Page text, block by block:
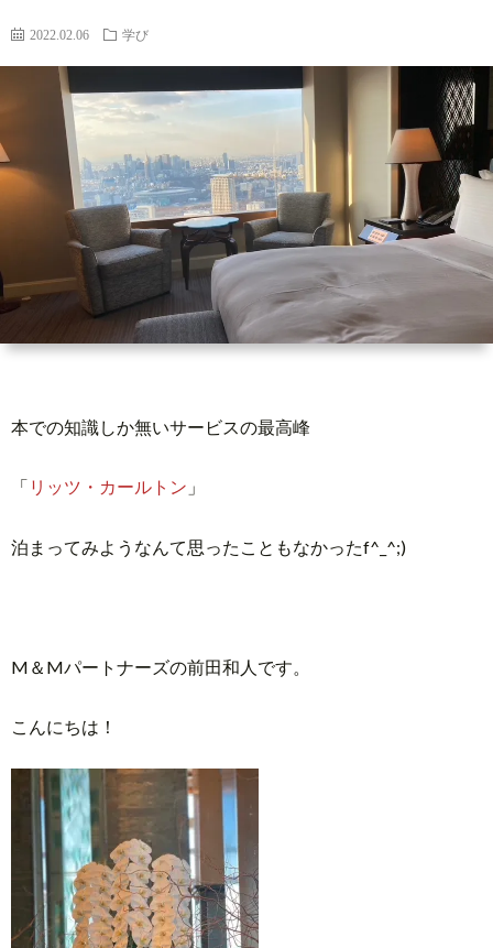
ー
ル
合
わ
2022.02.06 学び
本での知識しか無いサービスの最高峰
「 リッツ・カールトン 」
泊まってみようなんて思ったこともなかったf^_^;)
M＆Mパートナーズの前田和人です。
こんにちは！